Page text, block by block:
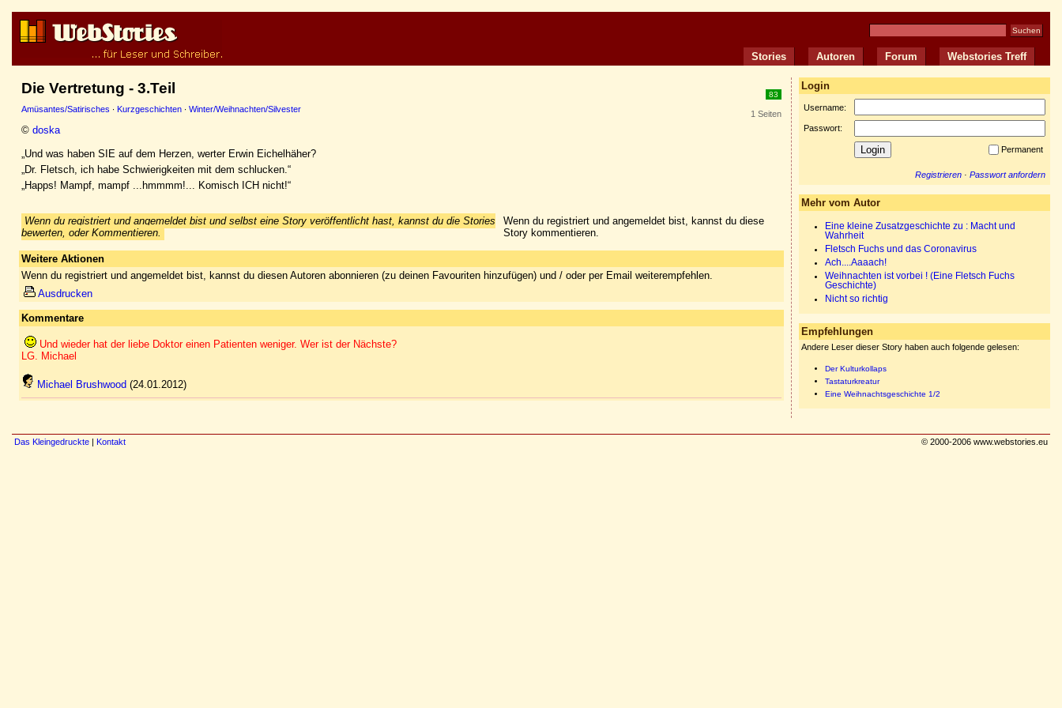
Stories Autoren Forum Webstories Treff
83
1 Seiten
Die Vertretung - 3.Teil
Amüsantes/Satirisches · Kurzgeschichten · Winter/Weihnachten/Silvester
© doska
„Und was haben SIE auf dem Herzen, werter Erwin Eichelhäher?
„Dr. Fletsch, ich habe Schwierigkeiten mit dem schlucken.“
„Happs! Mampf, mampf ...hmmmm!... Komisch ICH nicht!“
Wenn du registriert und angemeldet bist und selbst eine Story veröffentlicht hast, kannst du die Stories
bewerten, oder Kommentieren.
Wenn du registriert und angemeldet bist, kannst du diese
Story kommentieren.
Weitere Aktionen
Wenn du registriert und angemeldet bist, kannst du diesen Autoren abonnieren (zu deinen Favouriten hinzufügen) und / oder per Email weiterempfehlen.
Ausdrucken
Kommentare
Und wieder hat der liebe Doktor einen Patienten weniger. Wer ist der Nächste?
LG. Michael
Michael Brushwood (24.01.2012)
Login
Username:
Passwort:
Permanent
Registrieren · Passwort anfordern
Mehr vom Autor
Eine kleine Zusatzgeschichte zu : Macht und
Wahrheit
Fletsch Fuchs und das Coronavirus
Ach....Aaaach!
Weihnachten ist vorbei ! (Eine Fletsch Fuchs
Geschichte)
Nicht so richtig
Empfehlungen
Andere Leser dieser Story haben auch folgende gelesen:
Der Kulturkollaps
Tastaturkreatur
Eine Weihnachtsgeschichte 1/2
Das Kleingedruckte | Kontakt © 2000-2006 www.webstories.eu